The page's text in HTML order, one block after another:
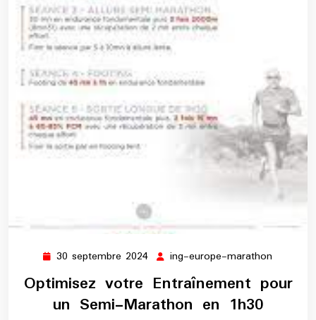
30 septembre 2024 30
septembre
2024
ing-europe-marathon
Optimisez votre Entraînement pour
un Semi-Marathon en 1h30